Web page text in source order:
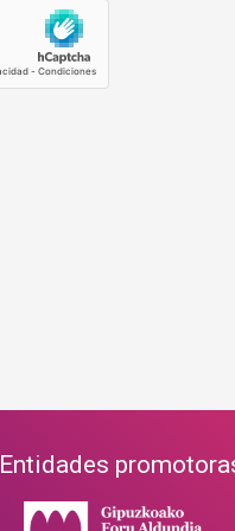
Entidades